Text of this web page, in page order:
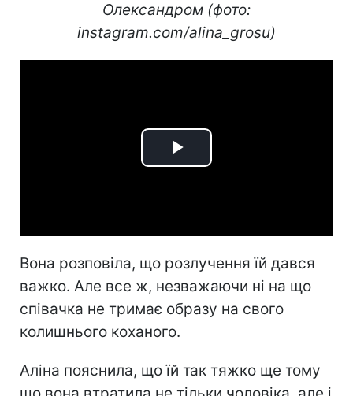
Олександром (фото:
instagram.com/alina_grosu)
Play
Вона розповіла, що розлучення їй дався
важко. Але все ж, незважаючи ні на що
співачка не тримає образу на свого
колишнього коханого.
Аліна пояснила, що їй так тяжко ще тому